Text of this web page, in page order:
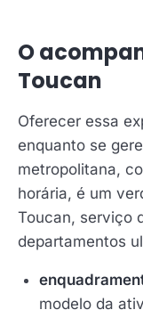
O
Toucan
Oferecer essa
enquanto se
metropolitana,
horária, é um
Toucan, serviço
departamentos
modelo da